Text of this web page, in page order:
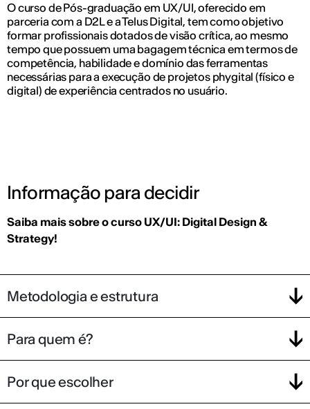
O curso de Pós-graduação em UX/UI, oferecido em
parceria com a D2L e a Telus Digital, tem como objetivo
formar profissionais dotados de visão crítica, ao mesmo
tempo que possuem uma bagagem técnica em termos de
competência, habilidade e domínio das ferramentas
necessárias para a execução de projetos phygital (físico e
digital) de experiência centrados no usuário.
Informação para decidir
Saiba mais sobre o curso UX/UI: Digital Design &
Strategy!
Metodologia e estrutura
Para quem é?
Por que escolher